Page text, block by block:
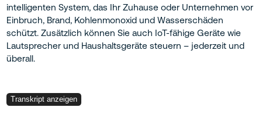
intelligenten System, das Ihr Zuhause oder Unternehmen vor
Einbruch, Brand, Kohlenmonoxid und Wasserschäden
schützt. Zusätzlich können Sie auch IoT-fähige Geräte wie
Lautsprecher und Haushaltsgeräte steuern – jederzeit und
überall.
Transkript anzeigen